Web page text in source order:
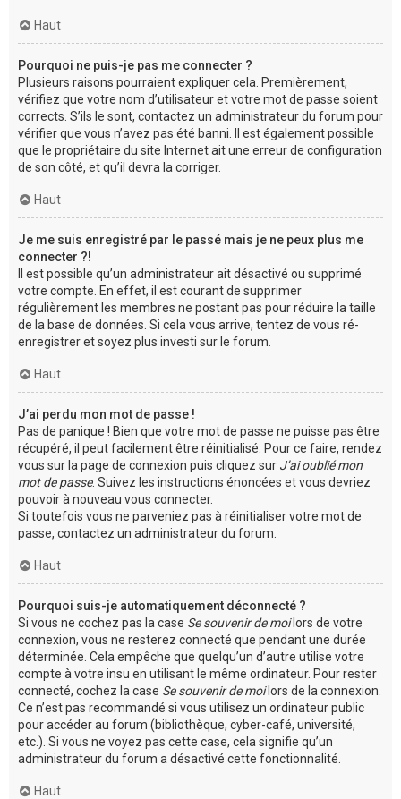
Haut
Pourquoi ne puis-je pas me connecter ?
Plusieurs raisons pourraient expliquer cela. Premièrement,
vérifiez que votre nom d’utilisateur et votre mot de passe soient
corrects. S’ils le sont, contactez un administrateur du forum pour
vérifier que vous n’avez pas été banni. Il est également possible
que le propriétaire du site Internet ait une erreur de configuration
de son côté, et qu’il devra la corriger.
Haut
Je me suis enregistré par le passé mais je ne peux plus me
connecter ?!
Il est possible qu’un administrateur ait désactivé ou supprimé
votre compte. En effet, il est courant de supprimer
régulièrement les membres ne postant pas pour réduire la taille
de la base de données. Si cela vous arrive, tentez de vous ré-
enregistrer et soyez plus investi sur le forum.
Haut
J’ai perdu mon mot de passe !
Pas de panique ! Bien que votre mot de passe ne puisse pas être
récupéré, il peut facilement être réinitialisé. Pour ce faire, rendez
vous sur la page de connexion puis cliquez sur J’ai oublié mon
mot de passe. Suivez les instructions énoncées et vous devriez
pouvoir à nouveau vous connecter.
Si toutefois vous ne parveniez pas à réinitialiser votre mot de
passe, contactez un administrateur du forum.
Haut
Pourquoi suis-je automatiquement déconnecté ?
Si vous ne cochez pas la case Se souvenir de moilors de votre
connexion, vous ne resterez connecté que pendant une durée
déterminée. Cela empêche que quelqu’un d’autre utilise votre
compte à votre insu en utilisant le même ordinateur. Pour rester
connecté, cochez la case Se souvenir de moilors de la connexion.
Ce n’est pas recommandé si vous utilisez un ordinateur public
pour accéder au forum (bibliothèque, cyber-café, université,
etc.). Si vous ne voyez pas cette case, cela signifie qu’un
administrateur du forum a désactivé cette fonctionnalité.
Haut